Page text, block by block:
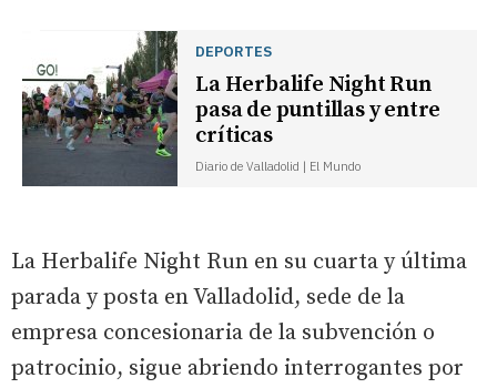
DEPORTES
La Herbalife Night Run
pasa de puntillas y entre
críticas
Diario de Valladolid | El Mundo
La Herbalife Night Run en su cuarta y última
parada y posta en Valladolid, sede de la
empresa concesionaria de la subvención o
patrocinio, sigue abriendo interrogantes por